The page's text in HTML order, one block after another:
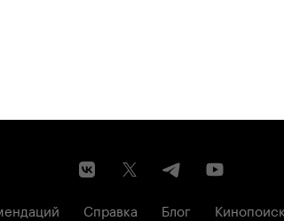
Справка Блог